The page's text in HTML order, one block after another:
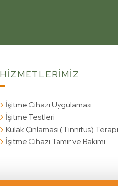
HİZMETLERİMİZ
İşitme Cihazı Uygulaması
İşitme Testleri
Kulak Çınlaması (Tinnitus) Terapi
İşitme Cihazı Tamir ve Bakımı